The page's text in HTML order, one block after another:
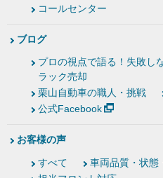
コールセンター
ブログ
プロの視点で語る！失敗し
ラック売却
栗山自動車の職人・挑戦
公式Facebook
お客様の声
すべて 車両品質・状態